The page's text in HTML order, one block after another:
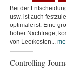
Bei der
usw. ist auch
optimale ist. Eine
hoher Nachfrage,
von Leerkosten...
Controlling-